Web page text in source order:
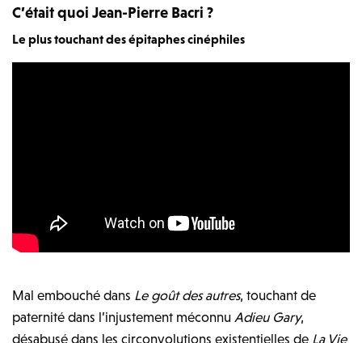
C’était quoi Jean-Pierre Bacri ?
Le plus touchant des épitaphes cinéphiles
Mal embouché dans Le goût des autres, touchant de
paternité dans l’injustement méconnu Adieu Gary,
désabusé dans les circonvolutions existentielles de La Vie